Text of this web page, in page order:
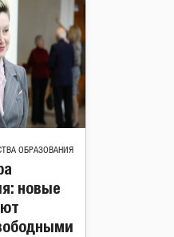
ОБРАЗОВАНИЯ
новые